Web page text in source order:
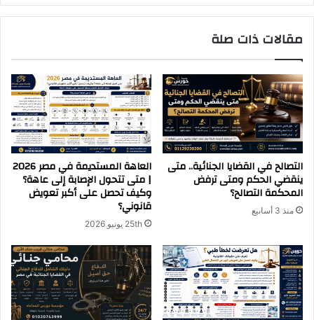
مقالات ذات صلة
التصالح في القضايا الجنائية.. متى
ينقضي الحكم ومتى ترفض
المحكمة التصالح؟
منذ 3 أسابيع
العاهة المستديمة في مصر 2026
| متى تتحول الإصابة إلى عاهة؟
وكيف تحصل على أكبر تعويض
قانوني؟
25th يونيو 2026